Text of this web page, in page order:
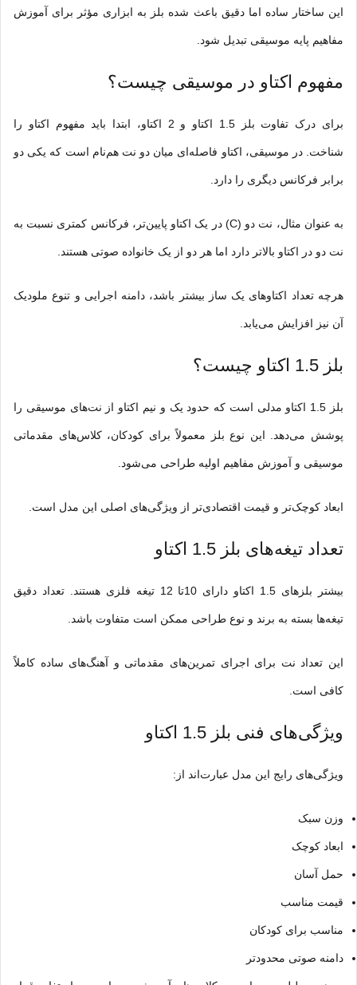
این ساختار ساده اما دقیق باعث شده بلز به ابزاری مؤثر برای آموزش
مفاهیم پایه موسیقی تبدیل شود.
مفهوم اکتاو در موسیقی چیست؟
برای درک تفاوت بلز 1.5 اکتاو و 2 اکتاو، ابتدا باید مفهوم اکتاو را
شناخت. در موسیقی، اکتاو فاصله‌ای میان دو نت هم‌نام است که یکی دو
برابر فرکانس دیگری را دارد.
به عنوان مثال، نت دو (C) در یک اکتاو پایین‌تر، فرکانس کمتری نسبت به
نت دو در اکتاو بالاتر دارد اما هر دو از یک خانواده صوتی هستند.
هرچه تعداد اکتاوهای یک ساز بیشتر باشد، دامنه اجرایی و تنوع ملودیک
آن نیز افزایش می‌یابد.
بلز 1.5 اکتاو چیست؟
بلز 1.5 اکتاو مدلی است که حدود یک و نیم اکتاو از نت‌های موسیقی را
پوشش می‌دهد. این نوع بلز معمولاً برای کودکان، کلاس‌های مقدماتی
موسیقی و آموزش مفاهیم اولیه طراحی می‌شود.
ابعاد کوچک‌تر و قیمت اقتصادی‌تر از ویژگی‌های اصلی این مدل است.
تعداد تیغه‌های بلز 1.5 اکتاو
بیشتر بلزهای 1.5 اکتاو دارای 10تا 12 تیغه فلزی هستند. تعداد دقیق
تیغه‌ها بسته به برند و نوع طراحی ممکن است متفاوت باشد.
این تعداد نت برای اجرای تمرین‌های مقدماتی و آهنگ‌های ساده کاملاً
کافی است.
ویژگی‌های فنی بلز 1.5 اکتاو
ویژگی‌های رایج این مدل عبارت‌اند از:
وزن سبک
ابعاد کوچک
حمل آسان
قیمت مناسب
مناسب برای کودکان
دامنه صوتی محدودتر